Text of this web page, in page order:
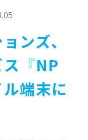
ンズ、
『NP
端末に